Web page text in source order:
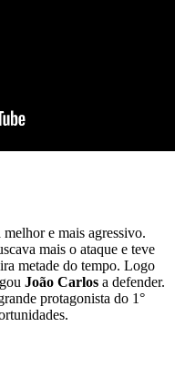
e mais agressivo.
mais o ataque e teve
metade do tempo. Logo
João Carlos a defender.
protagonista do 1°